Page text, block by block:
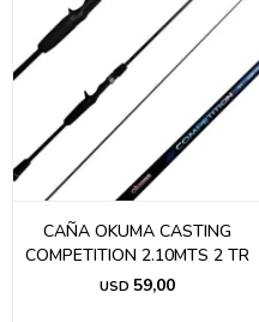
CAÑA OKUMA CASTING
COMPETITION 2.10MTS 2 TR
USD 59,00